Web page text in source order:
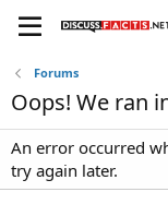
Forums
Oops! We ran
An error occurred
try again later.